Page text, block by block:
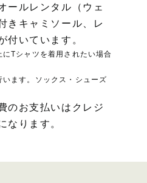
ールレンタル（ウェ
きキャミソール、レ
付いています。
にTシャツを着用されたい場合
います。ソックス・シューズ
のお支払いはクレジ
なります。